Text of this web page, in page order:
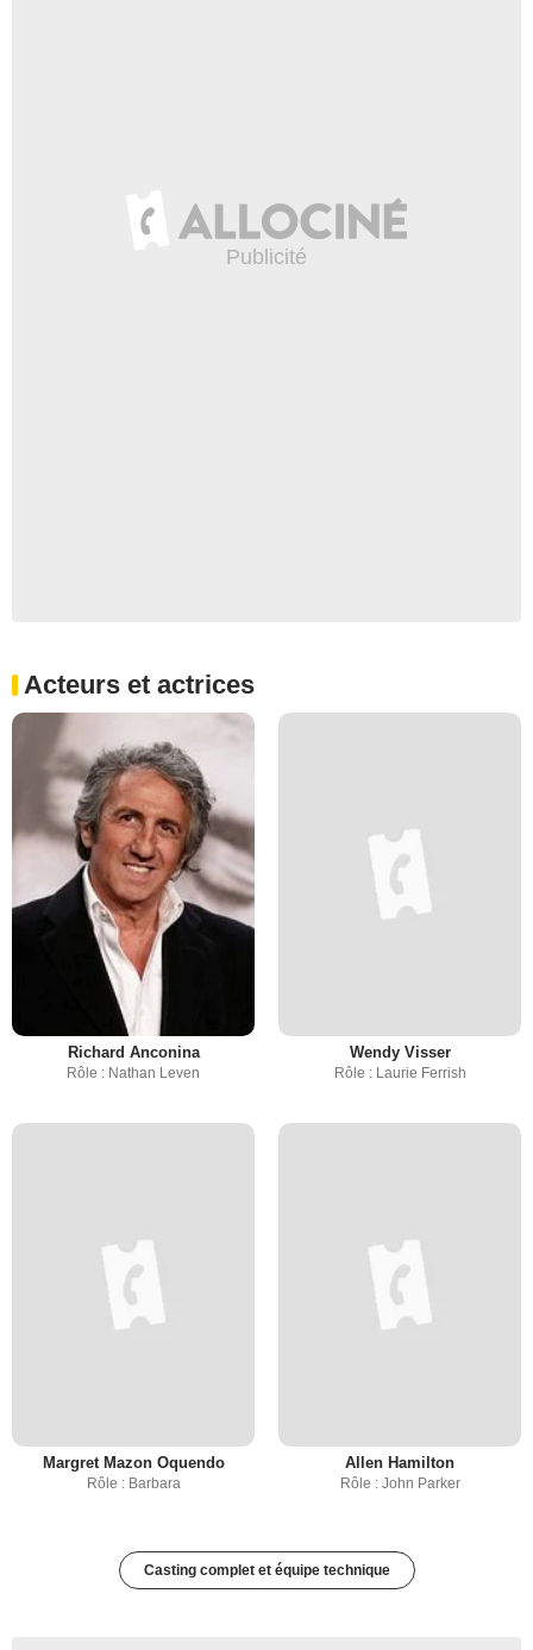
Acteurs et actrices
Richard Anconina
Rôle : Nathan Leven
Wendy Visser
Rôle : Laurie Ferrish
Margret Mazon Oquendo
Rôle : Barbara
Allen Hamilton
Rôle : John Parker
Casting complet et équipe technique